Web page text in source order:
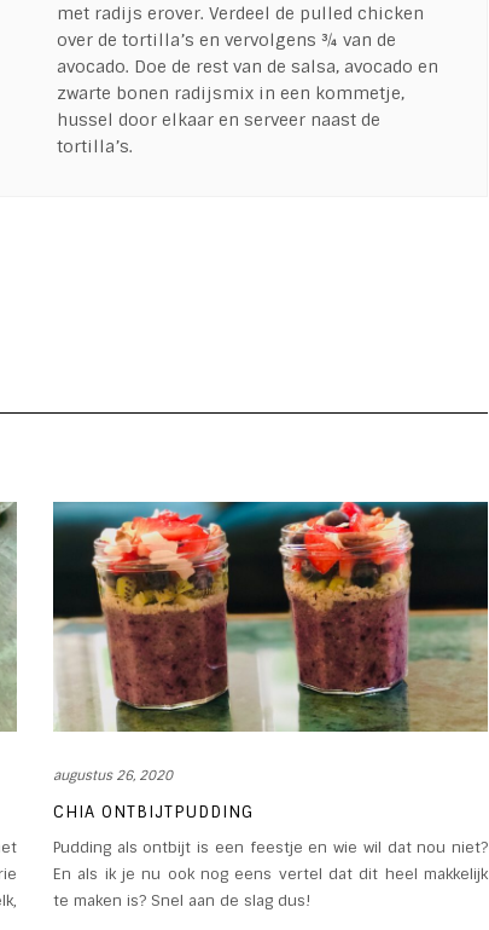
met radijs erover. Verdeel de pulled chicken
over de tortilla’s en vervolgens ¾ van de
avocado. Doe de rest van de salsa, avocado en
zwarte bonen radijsmix in een kommetje,
hussel door elkaar en serveer naast de
tortilla’s.
augustus 26, 2020
CHIA ONTBIJTPUDDING
Pudding als ontbijt is een feestje en wie wil dat nou niet?
En als ik je nu ook nog eens vertel dat dit heel makkelijk
te maken is? Snel aan de slag dus!